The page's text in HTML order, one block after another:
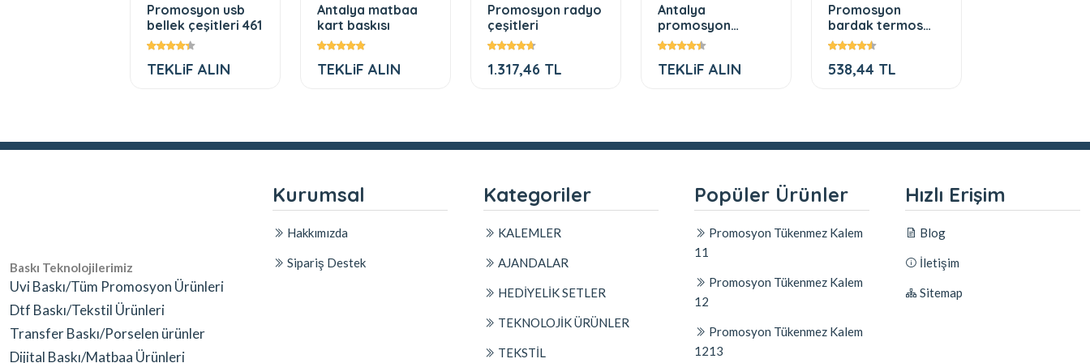
Promosyon usb
bellek çeşitleri 461
TEKLiF ALIN
Antalya matbaa
kart baskısı
TEKLiF ALIN
Promosyon radyo
çeşitleri
1.317,46 TL
Antalya
promosyon
firmaları şapka
TEKLiF ALIN
Promosyon
bardak termos
450 ml
538,44 TL
Baskı Teknolojilerimiz
Uvi Baskı/Tüm Promosyon Ürünleri
Dtf Baskı/Tekstil Ürünleri
Transfer Baskı/Porselen ürünler
Dijital Baskı/Matbaa Ürünleri
Kurumsal
Hakkımızda
Sipariş Destek
Kategoriler
KALEMLER
AJANDALAR
HEDİYELİK SETLER
TEKNOLOJİK ÜRÜNLER
TEKSTİL
Popüler Ürünler
Promosyon Tükenmez Kalem
11
Promosyon Tükenmez Kalem
12
Promosyon Tükenmez Kalem
1213
Hızlı Erişim
Blog
İletişim
Sitemap